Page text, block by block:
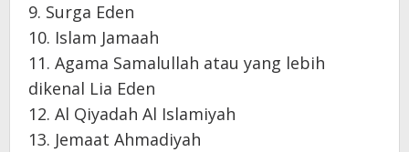
9. Surga Eden
10. Islam Jamaah
11. Agama Samalullah atau yang lebih
dikenal Lia Eden
12. Al Qiyadah Al Islamiyah
13. Jemaat Ahmadiyah